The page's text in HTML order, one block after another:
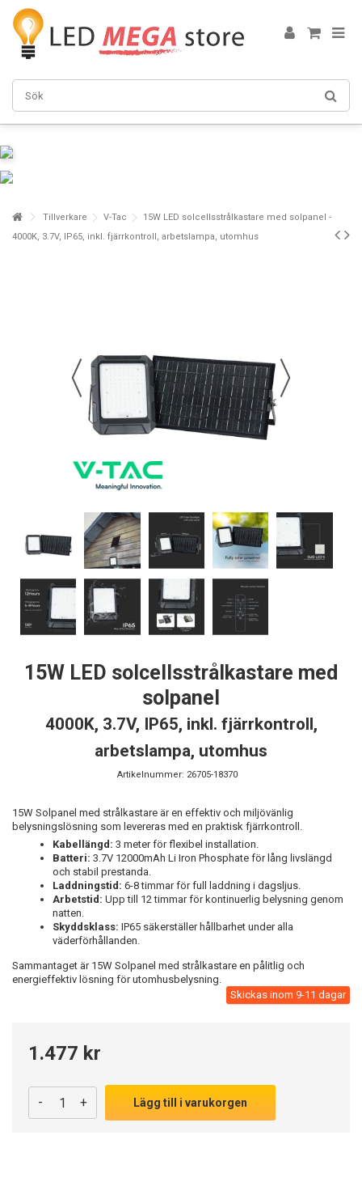
Tillverkare V-Tac
15W LED solcellsstrålkastare med solpanel -
4000K, 3.7V, IP65, inkl. fjärrkontroll, arbetslampa, utomhus
15W LED solcellsstrålkastare med
solpanel
4000K, 3.7V, IP65, inkl. fjärrkontroll,
arbetslampa, utomhus
Artikelnummer: 26705-18370
15W Solpanel med strålkastare är en effektiv och miljövänlig
belysningslösning som levereras med en praktisk fjärrkontroll.
Kabellängd: 3 meter för flexibel installation.
Batteri: 3.7V 12000mAh Li Iron Phosphate för lång livslängd
och stabil prestanda.
Laddningstid: 6-8 timmar för full laddning i dagsljus.
Arbetstid: Upp till 12 timmar för kontinuerlig belysning genom
natten.
Skyddsklass: IP65 säkerställer hållbarhet under alla
väderförhållanden.
Sammantaget är 15W Solpanel med strålkastare en pålitlig och
energieffektiv lösning för utomhusbelysning.
Skickas inom 9-11 dagar
1.477 kr
- + Lägg till i varukorgen